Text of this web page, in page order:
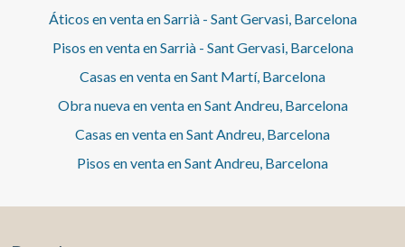
Áticos en venta en Sarrià - Sant Gervasi, Barcelona
Pisos en venta en Sarrià - Sant Gervasi, Barcelona
Casas en venta en Sant Martí, Barcelona
Obra nueva en venta en Sant Andreu, Barcelona
Casas en venta en Sant Andreu, Barcelona
Pisos en venta en Sant Andreu, Barcelona